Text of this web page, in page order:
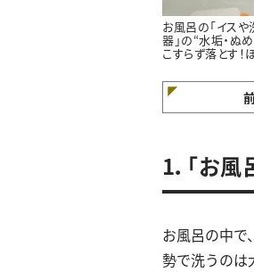
お風呂の「イスや
器」の“水垢・ぬ
こすらず落とす！
1．「お
お風呂の中で
勢で洗うのは